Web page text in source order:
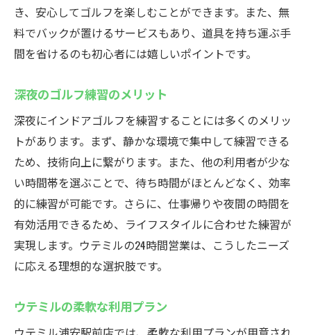
き、安心してゴルフを楽しむことができます。また、無
料でバックが置けるサービスもあり、道具を持ち運ぶ手
間を省けるのも初心者には嬉しいポイントです。
深夜のゴルフ練習のメリット
深夜にインドアゴルフを練習することには多くのメリッ
トがあります。まず、静かな環境で集中して練習できる
ため、技術向上に繋がります。また、他の利用者が少な
い時間帯を選ぶことで、待ち時間がほとんどなく、効率
的に練習が可能です。さらに、仕事帰りや夜間の時間を
有効活用できるため、ライフスタイルに合わせた練習が
実現します。ウテミルの24時間営業は、こうしたニーズ
に応える理想的な選択肢です。
ウテミルの柔軟な利用プラン